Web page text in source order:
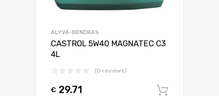
ALYVA-BENDRAS
CASTROL 5W40 MAGNATEC C3
4L
(0 reviews)
€ 29.71